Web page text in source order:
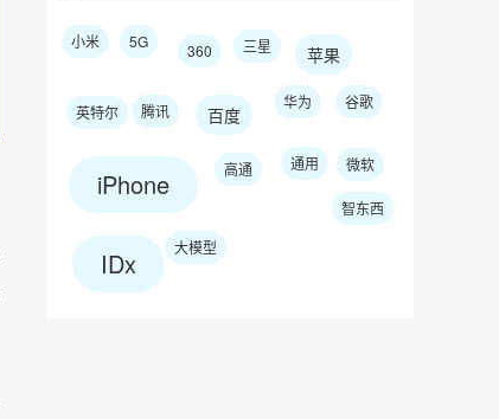
小米 5G 360 三星 苹果
英特尔 腾讯 百度
华为 谷歌
iPhone 高通 通用 微软
智东西
IDx 大模型